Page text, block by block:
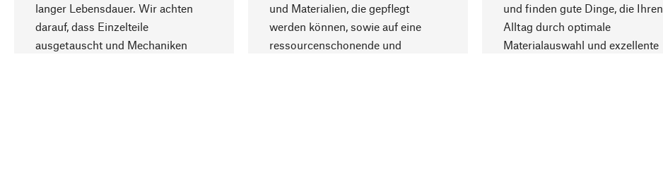
langer Lebensdauer. Wir achten
darauf, dass Einzelteile
ausgetauscht und Mechaniken
und Materialien, die gepflegt
werden können, sowie auf eine
ressourcenschonende und
und finden gute Dinge, die Ihren
Alltag durch optimale
Materialauswahl und exzellente